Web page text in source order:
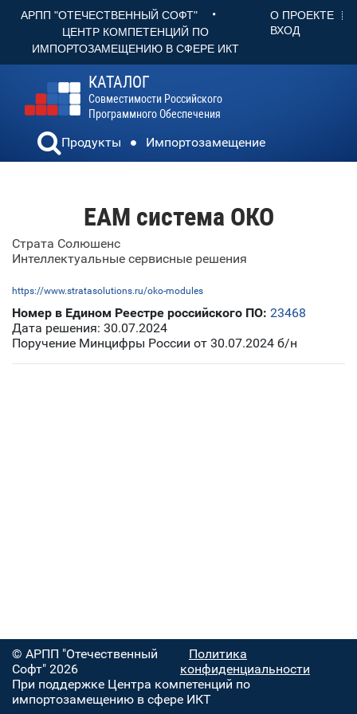
АРПП "ОТЕЧЕСТВЕННЫЙ СОФТ" •
ЦЕНТР КОМПЕТЕНЦИЙ ПО
ИМПОРТОЗАМЕЩЕНИЮ В СФЕРЕ ИКТ
О ПРОЕКТЕ
ВХОД
КАТАЛОГ
Совместимости Российского
Программного Обеспечения
Продукты Импортозамещение
ЕАМ система ОКО
Страта Солюшенс
Интеллектуальные сервисные решения
https://www.stratasolutions.ru/oko-modules
Номер в Едином Реестре российского ПО: 23468
Дата решения: 30.07.2024
Поручение Минцифры России от 30.07.2024 б/н
© АРПП "Отечественный
Софт" 2026
Политика
конфиденциальности
При поддержке Центра компетенций по
импортозамещению в сфере ИКТ